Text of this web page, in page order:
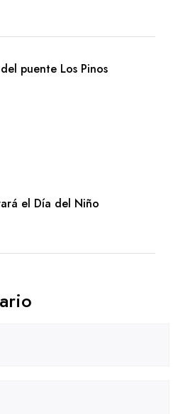
puente Los Pinos
el Día del Niño